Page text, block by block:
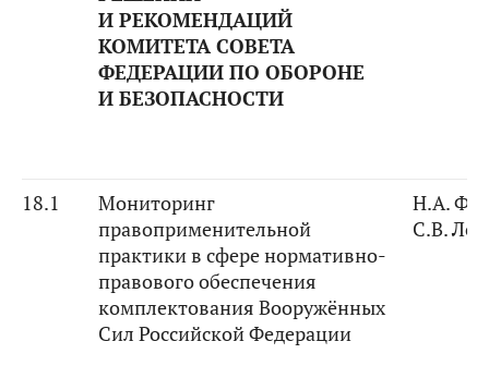
И РЕКОМЕНДАЦИЙ
КОМИТЕТА СОВЕТА
ФЕДЕРАЦИИ ПО ОБОРОНЕ
И БЕЗОПАСНОСТИ
18.1
Мониторинг
правоприменительной
практики в сфере нормативно-
правового обеспечения
комплектования Вооружённых
Сил Российской Федерации
Н.А.
С.В.